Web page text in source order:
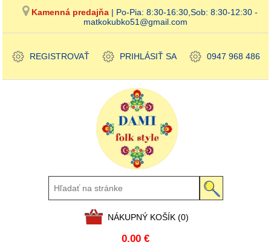
Kamenná predajňa | Po-Pia: 8:30-16:30,Sob: 8:30-12:30 -
matkokubko51@gmail.com
REGISTROVAŤ PRIHLÁSIŤ SA 0947 968 486
NÁKUPNÝ KOŠÍK (0)
0.00 €